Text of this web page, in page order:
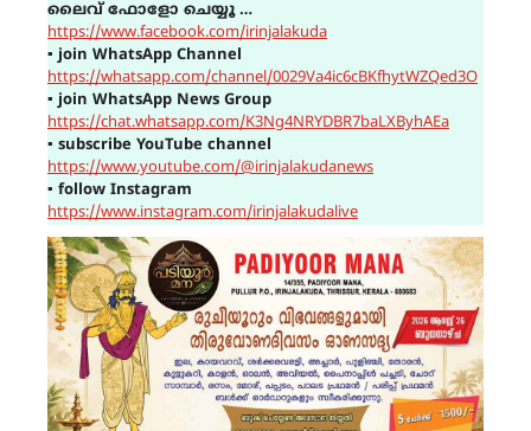
ലൈവ് ഫോളോ ചെയ്യൂ …
https://www.facebook.com/irinjalakuda
▪join WhatsApp Channel
https://whatsapp.com/channel/0029Va4ic6cBKfhytWZQed3O
▪join WhatsApp News Group
https://chat.whatsapp.com/K3Ng4NRYDBR7baLXByhAEa
▪ subscribe YouTube channel
https://www.youtube.com/@irinjalakudanews
▪ follow Instagram
https://www.instagram.com/irinjalakudalive